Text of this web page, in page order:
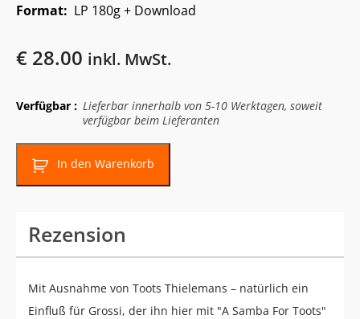
Format: LP 180g + Download
€ 28.00 inkl. MwSt.
Verfügbar : Lieferbar innerhalb von 5-10 Werktagen, soweit
verfügbar beim Lieferanten
In den Warenkorb
Rezension
Mit Ausnahme von Toots Thielemans – natürlich ein
Einfluß für Grossi, der ihn hier mit "A Samba For Toots"